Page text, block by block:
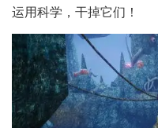
运用科学，干掉它们！